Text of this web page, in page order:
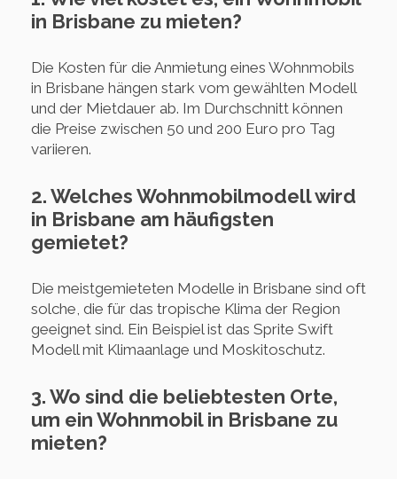
in Brisbane zu mieten?
Die Kosten für die Anmietung eines Wohnmobils
in Brisbane hängen stark vom gewählten Modell
und der Mietdauer ab. Im Durchschnitt können
die Preise zwischen 50 und 200 Euro pro Tag
variieren.
2. Welches Wohnmobilmodell wird
in Brisbane am häufigsten
gemietet?
Die meistgemieteten Modelle in Brisbane sind oft
solche, die für das tropische Klima der Region
geeignet sind. Ein Beispiel ist das Sprite Swift
Modell mit Klimaanlage und Moskitoschutz.
3. Wo sind die beliebtesten Orte,
um ein Wohnmobil in Brisbane zu
mieten?